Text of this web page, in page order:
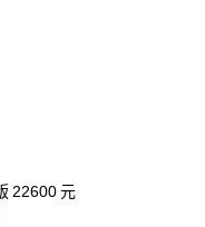
22600 元